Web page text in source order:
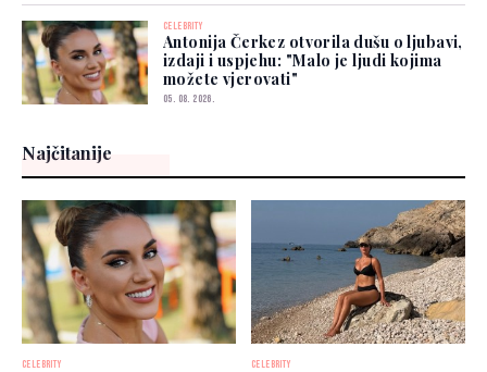
CELEBRITY
Antonija Čerkez otvorila dušu o ljubavi,
izdaji i uspjehu: "Malo je ljudi kojima
možete vjerovati"
05. 08. 2026.
Najčitanije
CELEBRITY CELEBRITY